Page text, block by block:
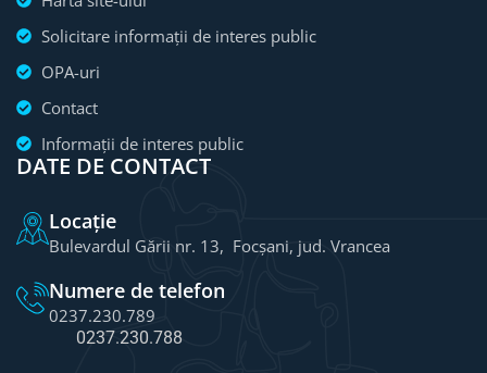
Solicitare informații de interes public
OPA-uri
Contact
Informații de interes public
DATE DE CONTACT
Locație
Bulevardul Gării nr. 13, Focșani, jud. Vrancea
Numere de telefon
0237.230.789
0237.230.788